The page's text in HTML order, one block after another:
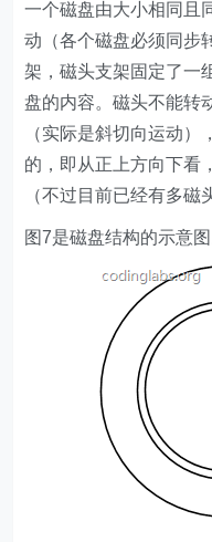
一个磁盘由大小相同且
动（各个磁盘必须同步
架，磁头支架固定了一
盘的内容。磁头不能转
（实际是斜切向运动
的，即从正上方向下看
（不过目前已经有多磁
图7是磁盘结构的示意图